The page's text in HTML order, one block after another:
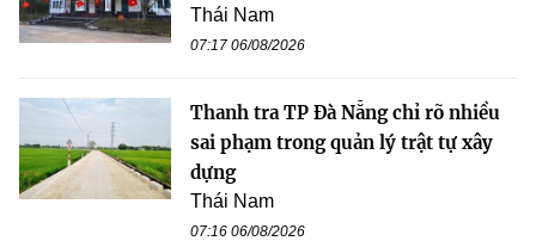
Thái Nam
07:17 06/08/2026
Thanh tra TP Đà Nẵng chỉ rõ nhiều
sai phạm trong quản lý trật tự xây
dựng
Thái Nam
07:16 06/08/2026